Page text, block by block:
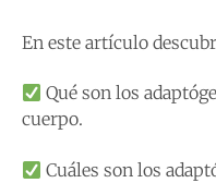
En este artículo
Qué son los
cuerpo.
Cuáles son los